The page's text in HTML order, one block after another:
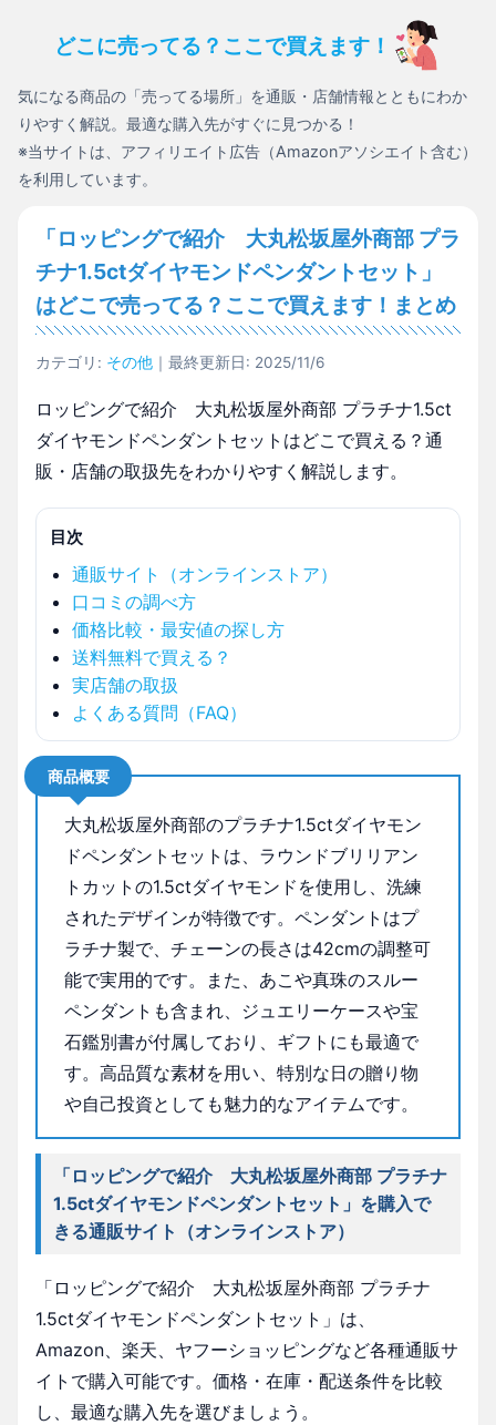
どこに売ってる？ここで買えます！
気になる商品の「売ってる場所」を通販・店舗情報とともにわか
りやすく解説。最適な購入先がすぐに見つかる！
※当サイトは、アフィリエイト広告（Amazonアソシエイト含む）
を利用しています。
「ロッピングで紹介 大丸松坂屋外商部 プラ
チナ1.5ctダイヤモンドペンダントセット」
はどこで売ってる？ここで買えます！まとめ
カテゴリ: その他 ｜最終更新日: 2025/11/6
ロッピングで紹介 大丸松坂屋外商部 プラチナ1.5ct
ダイヤモンドペンダントセットはどこで買える？通
販・店舗の取扱先をわかりやすく解説します。
目次
通販サイト（オンラインストア）
口コミの調べ方
価格比較・最安値の探し方
送料無料で買える？
実店舗の取扱
よくある質問（FAQ）
商品概要
大丸松坂屋外商部のプラチナ1.5ctダイヤモン
ドペンダントセットは、ラウンドブリリアン
トカットの1.5ctダイヤモンドを使用し、洗練
されたデザインが特徴です。ペンダントはプ
ラチナ製で、チェーンの長さは42cmの調整可
能で実用的です。また、あこや真珠のスルー
ペンダントも含まれ、ジュエリーケースや宝
石鑑別書が付属しており、ギフトにも最適で
す。高品質な素材を用い、特別な日の贈り物
や自己投資としても魅力的なアイテムです。
「ロッピングで紹介 大丸松坂屋外商部 プラチナ
1.5ctダイヤモンドペンダントセット」を購入で
きる通販サイト（オンラインストア）
「ロッピングで紹介 大丸松坂屋外商部 プラチナ
1.5ctダイヤモンドペンダントセット」は、
Amazon、楽天、ヤフーショッピングなど各種通販サ
イトで購入可能です。価格・在庫・配送条件を比較
し、最適な購入先を選びましょう。